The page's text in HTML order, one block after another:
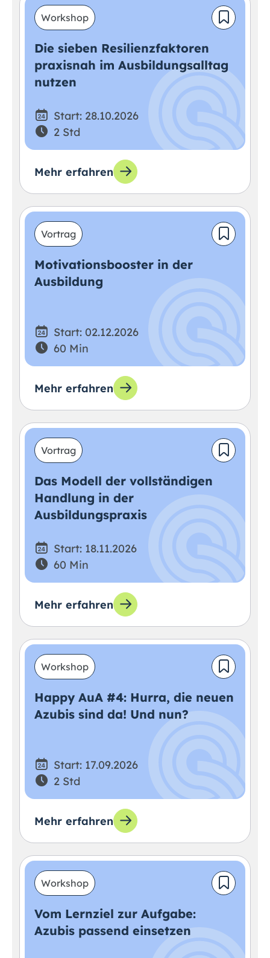
Workshop
Die sieben Resilienzfaktoren
praxisnah im Ausbildungsalltag
nutzen
Start: 28.10.2026
2 Std
Mehr erfahren
Vortrag
Motivationsbooster in der
Ausbildung
Start: 02.12.2026
60 Min
Mehr erfahren
Vortrag
Das Modell der vollständigen
Handlung in der
Ausbildungspraxis
Start: 18.11.2026
60 Min
Mehr erfahren
Workshop
Happy AuA #4: Hurra, die neuen
Azubis sind da! Und nun?
Start: 17.09.2026
2 Std
Mehr erfahren
Workshop
Vom Lernziel zur Aufgabe:
Azubis passend einsetzen